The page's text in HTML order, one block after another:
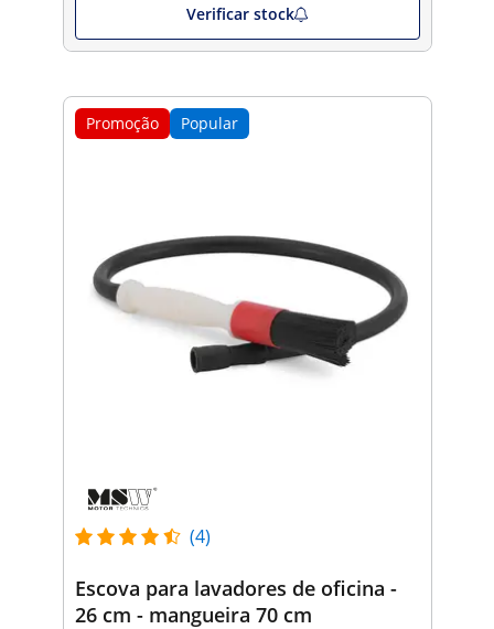
Verificar stock
Promoção Popular
(4)
Escova para lavadores de oficina -
26 cm - mangueira 70 cm